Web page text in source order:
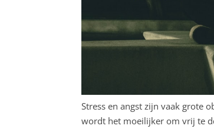
Stress en angst zijn vaak grote
wordt het moeilijker om vrij te